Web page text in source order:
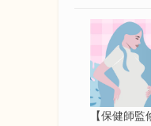
【保健師